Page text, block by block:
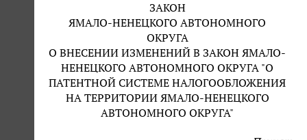
ЗАКОН
ЯМАЛО-НЕНЕЦКОГО АВТОНОМНОГО
ОКРУГА
О ВНЕСЕНИИ ИЗМЕНЕНИЙ В ЗАКОН ЯМАЛО-
НЕНЕЦКОГО АВТОНОМНОГО ОКРУГА "О
ПАТЕНТНОЙ СИСТЕМЕ НАЛОГООБЛОЖЕНИЯ
НА ТЕРРИТОРИИ ЯМАЛО-НЕНЕЦКОГО
АВТОНОМНОГО ОКРУГА"